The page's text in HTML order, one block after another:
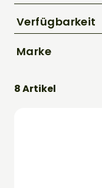
Verfügbarkeit
Marke
CUBE
8 Artikel